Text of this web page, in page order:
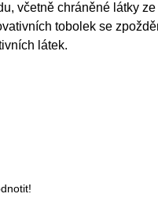
včetně chráněné látky
tobolek se
látek.